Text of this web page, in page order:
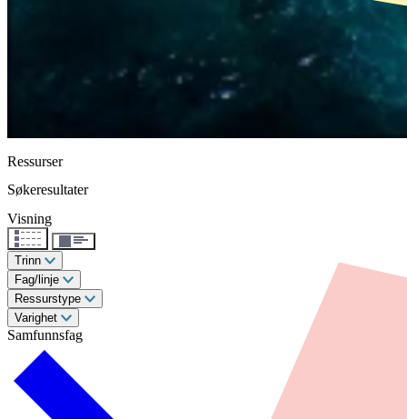
Ressurser
Søkeresultater
Visning
Trinn
Fag/linje
Ressurstype
Varighet
Samfunnsfag